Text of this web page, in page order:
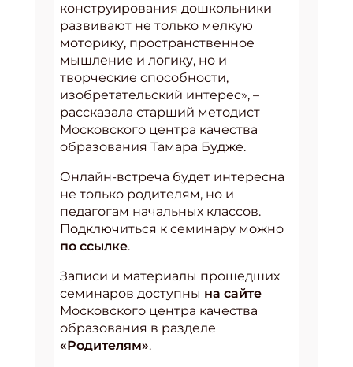
конструирования дошкольники
развивают не только мелкую
моторику, пространственное
мышление и логику, но и
творческие способности,
изобретательский интерес», –
рассказала старший методист
Московского центра качества
образования Тамара Будже.
Онлайн-встреча будет интересна
не только родителям, но и
педагогам начальных классов.
Подключиться к семинару можно
по ссылке.
Записи и материалы прошедших
семинаров доступны на сайте
Московского центра качества
образования в разделе
«Родителям».